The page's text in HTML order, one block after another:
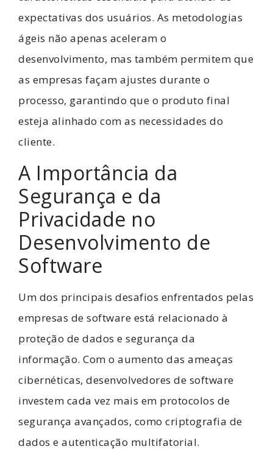
expectativas dos usuários. As metodologias
ágeis não apenas aceleram o
desenvolvimento, mas também permitem que
as empresas façam ajustes durante o
processo, garantindo que o produto final
esteja alinhado com as necessidades do
cliente.
A Importância da
Segurança e da
Privacidade no
Desenvolvimento de
Software
Um dos principais desafios enfrentados pelas
empresas de software está relacionado à
proteção de dados e segurança da
informação. Com o aumento das ameaças
cibernéticas, desenvolvedores de software
investem cada vez mais em protocolos de
segurança avançados, como criptografia de
dados e autenticação multifatorial.